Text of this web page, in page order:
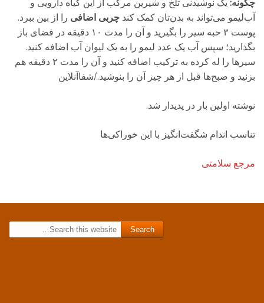
چگونه: یک نوشیدنی تلخ و شیرین مرکب از این گیاه دارویی و
آب‌لیمو می‌تواند به بدن‌تان کمک کند چربی اضافی را از بین ببرد.
پوست ۳ حبه سیر را بگیرید و آن را مدت ۱۰ دقیقه در فضای باز
بگذارید؛ سپس آب یک عدد لیمو را به یک لیوان آب اضافه کنید.
سیرها را له کرده به ترکیب اضافه کنید و آن را مدت ۲ دقیقه هم
بزنید و صبح‌ها قبل از هر چیز آن را بنوشید./شفاآنلاین
نوشته اولین بار در پدیدار شد.
تناسب اندام شگفت‌انگیز با این خوراکی‌ها
مرجع سلامتی